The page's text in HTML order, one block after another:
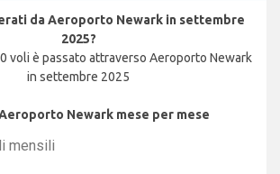
da Aeroporto Newark in settembre
2025?
voli è passato attraverso Aeroporto Newark
in settembre 2025
Newark mese per mese
mensili